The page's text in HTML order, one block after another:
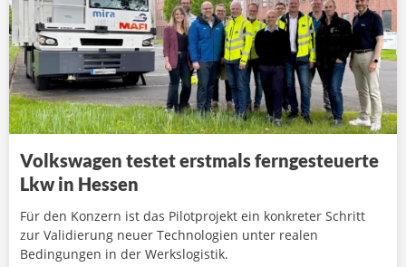
Volkswagen testet erstmals ferngesteuerte
Lkw in Hessen
Für den Konzern ist das Pilotprojekt ein konkreter Schritt
zur Validierung neuer Technologien unter realen
Bedingungen in der Werkslogistik.